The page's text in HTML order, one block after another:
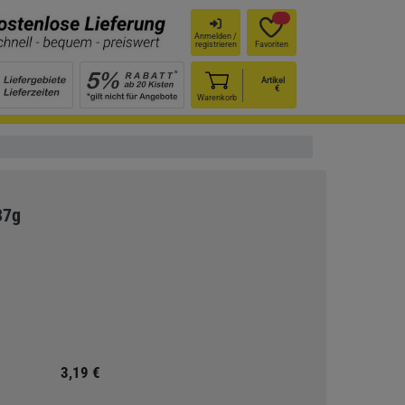
Anmelden /
registrieren
Favoriten
Warenkorb
Artikel
€
3,19 €